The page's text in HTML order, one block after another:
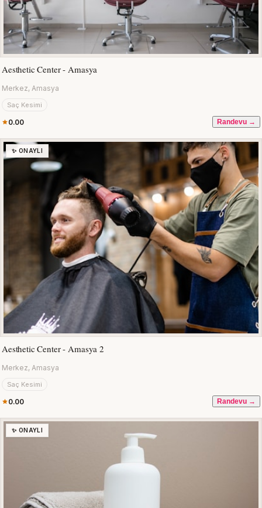
Aesthetic Center - Amasya
Merkez, Amasya
Saç Kesimi
0.00 Randevu →
✨ ONAYLI
Aesthetic Center - Amasya 2
Merkez, Amasya
Saç Kesimi
0.00 Randevu →
✨ ONAYLI